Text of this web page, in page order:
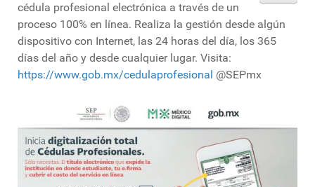
cédula profesional electrónica a través de un
proceso 100% en línea. Realiza la gestión desde algún
dispositivo con Internet, las 24 horas del día, los 365
días del año y desde cualquier lugar. Visita:
https://www.gob.mx/cedulaprofesional @SEPmx